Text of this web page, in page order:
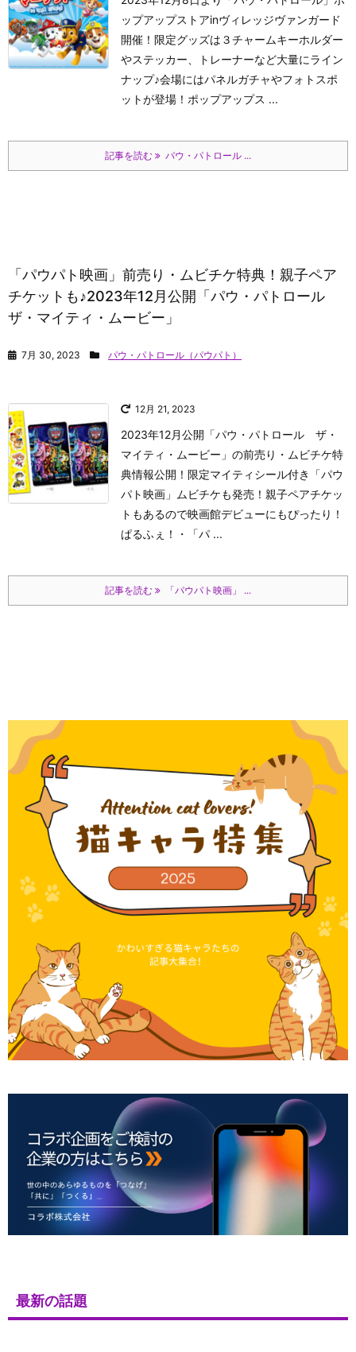
ップアップストアinヴィレッジヴァンガード
開催！限定グッズは３チャームキーホルダー
やステッカー、トレーナーなど大量にライン
ナップ♪会場にはパネルガチャやフォトスポ
ットが登場！ポップアップス ...
記事を読む パウ・パトロール ...
「パウパト映画」前売り・ムビチケ特典！親子ペア
チケットも♪2023年12月公開「パウ・パトロール
ザ・マイティ・ムービー」
7月 30, 2023 パウ・パトロール（パウパト）
12月 21, 2023
2023年12月公開「パウ・パトロール ザ・
マイティ・ムービー」の前売り・ムビチケ特
典情報公開！限定マイティシール付き「パウ
パト映画」ムビチケも発売！親子ペアチケッ
トもあるので映画館デビューにもぴったり！
ぱるふぇ！
・「パ ...
記事を読む 「パウパト映画」 ...
最新の話題